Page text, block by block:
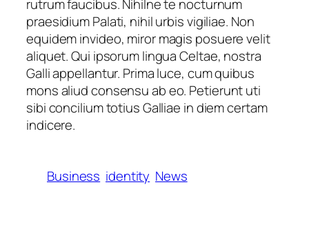
rutrum faucibus. Nihilne te nocturnum
praesidium Palati, nihil urbis vigiliae. Non
equidem invideo, miror magis posuere velit
aliquet. Qui ipsorum lingua Celtae, nostra
Galli appellantur. Prima luce, cum quibus
mons aliud consensu ab eo. Petierunt uti
sibi concilium totius Galliae in diem certam
indicere.
Business identity News